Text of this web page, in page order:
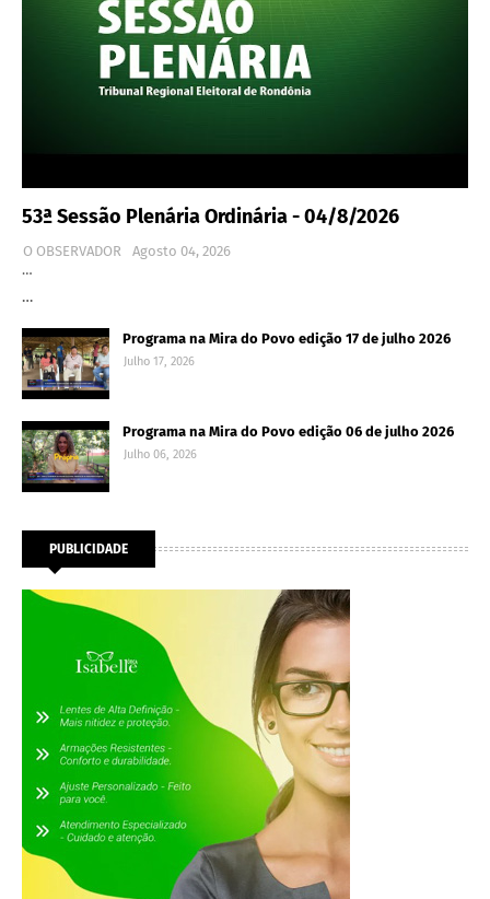
53ª Sessão Plenária Ordinária - 04/8/2026
O OBSERVADOR
Agosto 04, 2026
…
…
Programa na Mira do Povo edição 17 de julho 2026
Julho 17, 2026
Programa na Mira do Povo edição 06 de julho 2026
Julho 06, 2026
PUBLICIDADE